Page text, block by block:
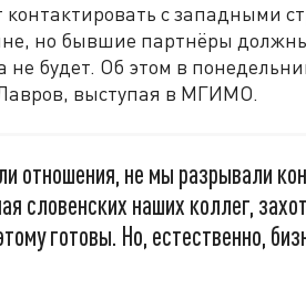
контактировать с западными
но бывшие партнёры
не будет. Об этом в
выступая в МГИМО.
отношения, не мы разрывали
словенских наших коллег,
готовы. Но, естественно,